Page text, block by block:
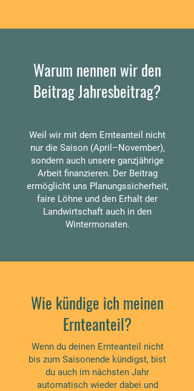
Warum nennen wir den
Beitrag Jahresbeitrag?
Weil wir mit dem Ernteanteil nicht
nur die Saison (April–November),
sondern auch unsere ganzjährige
Arbeit finanzieren. Der Beitrag
ermöglicht uns Planungssicherheit,
faire Löhne und den Erhalt der
Landwirtschaft auch in den
Wintermonaten.
Wie kündige ich meinen
Ernteanteil?
Wenn du deinen Ernteanteil nicht
bis zum Saisonende kündigst, bist
du auch im nächsten Jahr
automatisch wieder dabei und